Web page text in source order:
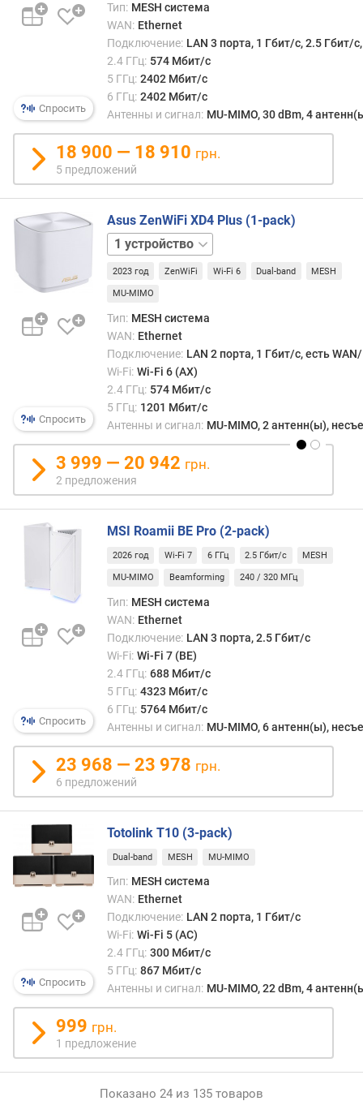
е
р
н
а
ч
а
е
м
ы
х
N
L
A
B
i
-
н
е
н
)
т
и
п
а
н
т
н
к
ф
ф
ц
Спросить
Тип: MESH система
WAN: Ethernet
Подключение: LAN 3 порта, 1 Гбит/с, 2.5 Гбит/
2.4 ГГц: 574 Мбит/с
5 ГГц: 2402 Мбит/с
6 ГГц: 2402 Мбит/с
Антенны и сигнал: MU-MIMO, 30 dBm, 4
18 900 — 18 910 грн.
5 предложений
Спросить
Asus ZenWiFi XD4 Plus (1-pack)
устройства3
устройства
2023 год ZenWiFi Wi-Fi 6 Dual-band MESH
MU-MIMO
Тип: MESH система
WAN: Ethernet
Подключение: LAN 2 порта, 1 Гбит/с, есть
Wi-Fi: Wi-Fi 6 (AX)
2.4 ГГц: 574 Мбит/с
5 ГГц: 1201 Мбит/с
Антенны и сигнал: MU-MIMO, 2 антенн(ы),
3 999 — 20 942 грн.
2 предложения
Спросить
MSI Roamii BE Pro (2-pack)
2026 год Wi-Fi 7 6 ГГц 2.5 Гбит/с MESH
MU-MIMO Beamforming 240 / 320 МГц
Тип: MESH система
WAN: Ethernet
Подключение: LAN 3 порта, 2.5 Гбит/с
Wi-Fi: Wi-Fi 7 (BE)
2.4 ГГц: 688 Мбит/с
5 ГГц: 4323 Мбит/с
6 ГГц: 5764 Мбит/с
Антенны и сигнал: MU-MIMO, 6 антенн(ы),
23 968 — 23 978 грн.
6 предложений
Спросить
Totolink T10 (3-pack)
Dual-band MESH MU-MIMO
Тип: MESH система
WAN: Ethernet
Подключение: LAN 2 порта, 1 Гбит/с
Wi-Fi: Wi-Fi 5 (AC)
2.4 ГГц: 300 Мбит/с
5 ГГц: 867 Мбит/с
Антенны и сигнал: MU-MIMO, 22 dBm, 4
999 грн.
1 предложение
Показано 24 из 135 товаров